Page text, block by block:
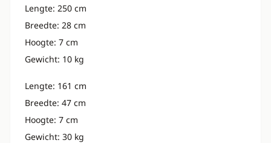
Lengte: 250 cm
Breedte: 28 cm
Hoogte: 7 cm
Gewicht: 10 kg
Lengte: 161 cm
Breedte: 47 cm
Hoogte: 7 cm
Gewicht: 30 kg